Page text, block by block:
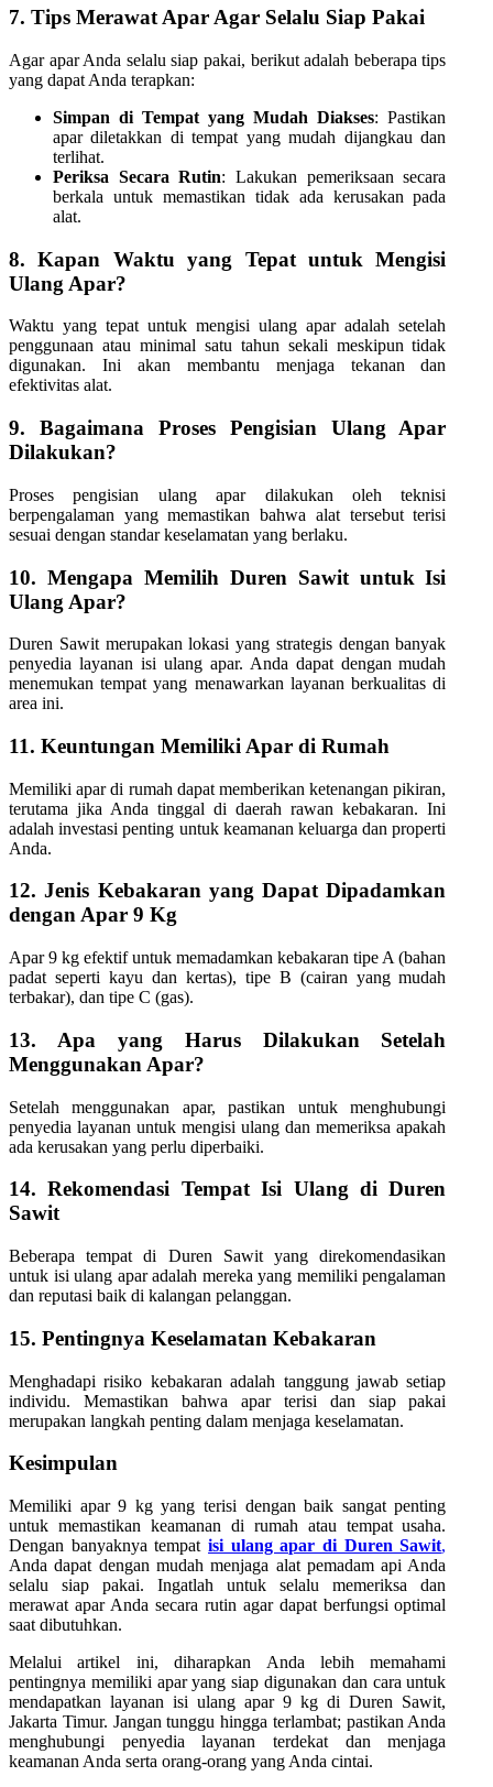
7. Tips Merawat Apar Agar Selalu Siap Pakai
Agar apar Anda selalu siap pakai, berikut adalah beberapa tips
yang dapat Anda terapkan:
Simpan di Tempat yang Mudah Diakses: Pastikan
apar diletakkan di tempat yang mudah dijangkau dan
terlihat.
Periksa Secara Rutin: Lakukan pemeriksaan secara
berkala untuk memastikan tidak ada kerusakan pada
alat.
8. Kapan Waktu yang Tepat untuk Mengisi
Ulang Apar?
Waktu yang tepat untuk mengisi ulang apar adalah setelah
penggunaan atau minimal satu tahun sekali meskipun tidak
digunakan. Ini akan membantu menjaga tekanan dan
efektivitas alat.
9. Bagaimana Proses Pengisian Ulang Apar
Dilakukan?
Proses pengisian ulang apar dilakukan oleh teknisi
berpengalaman yang memastikan bahwa alat tersebut terisi
sesuai dengan standar keselamatan yang berlaku.
10. Mengapa Memilih Duren Sawit untuk Isi
Ulang Apar?
Duren Sawit merupakan lokasi yang strategis dengan banyak
penyedia layanan isi ulang apar. Anda dapat dengan mudah
menemukan tempat yang menawarkan layanan berkualitas di
area ini.
11. Keuntungan Memiliki Apar di Rumah
Memiliki apar di rumah dapat memberikan ketenangan pikiran,
terutama jika Anda tinggal di daerah rawan kebakaran. Ini
adalah investasi penting untuk keamanan keluarga dan properti
Anda.
12. Jenis Kebakaran yang Dapat Dipadamkan
dengan Apar 9 Kg
Apar 9 kg efektif untuk memadamkan kebakaran tipe A (bahan
padat seperti kayu dan kertas), tipe B (cairan yang mudah
terbakar), dan tipe C (gas).
13. Apa yang Harus Dilakukan Setelah
Menggunakan Apar?
Setelah menggunakan apar, pastikan untuk menghubungi
penyedia layanan untuk mengisi ulang dan memeriksa apakah
ada kerusakan yang perlu diperbaiki.
14. Rekomendasi Tempat Isi Ulang di Duren
Sawit
Beberapa tempat di Duren Sawit yang direkomendasikan
untuk isi ulang apar adalah mereka yang memiliki pengalaman
dan reputasi baik di kalangan pelanggan.
15. Pentingnya Keselamatan Kebakaran
Menghadapi risiko kebakaran adalah tanggung jawab setiap
individu. Memastikan bahwa apar terisi dan siap pakai
merupakan langkah penting dalam menjaga keselamatan.
Kesimpulan
Memiliki apar 9 kg yang terisi dengan baik sangat penting
untuk memastikan keamanan di rumah atau tempat usaha.
Dengan banyaknya tempatisi ulang apar di Duren Sawit,
Anda dapat dengan mudah menjaga alat pemadam api Anda
selalu siap pakai. Ingatlah untuk selalu memeriksa dan
merawat apar Anda secara rutin agar dapat berfungsi optimal
saat dibutuhkan.
Melalui artikel ini, diharapkan Anda lebih memahami
pentingnya memiliki apar yang siap digunakan dan cara untuk
mendapatkan layanan isi ulang apar 9 kg di Duren Sawit,
Jakarta Timur. Jangan tunggu hingga terlambat; pastikan Anda
menghubungi penyedia layanan terdekat dan menjaga
keamanan Anda serta orang-orang yang Anda cintai.